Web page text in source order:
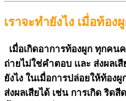
เราจะทำยังไง เมื่อท้อง
เมื่อเกิดอาการท้องผูก ทุกคน
ถ่ายไม่ใช่คำตอบ เเละ ส่งผลเ
ยังไง ในเมื่อการปล่อยให้ท้อง
ส่งผลเสียได้ เช่น การเกิด ริด